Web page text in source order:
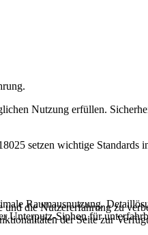
Nutzung erfüllen.
setzen wichtige Standards
Raumausnutzung.
Siphon für
die Nutzererfahrung zu
der Seite zur